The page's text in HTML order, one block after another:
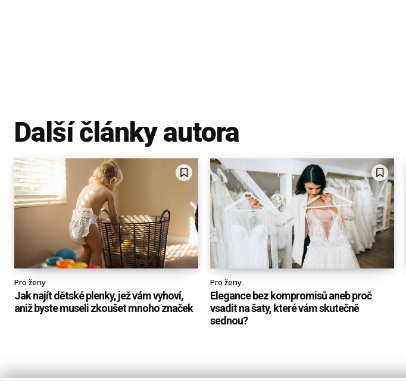
Další články autora
Pro ženy
Jak najít dětské plenky, jež vám vyhoví,
aniž byste museli zkoušet mnoho značek
Pro ženy
Elegance bez kompromisů aneb proč
vsadit na šaty, které vám skutečně
sednou?